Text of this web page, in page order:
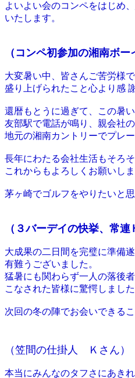
よいよい会のコンペをはじめ
いたします。
（コンペ初参加の湘南ボ
大変暑い中、皆さんご苦労様
盛り上げられたこと心より感
還暦もとうに過ぎて、この暑
友部駅で電話が鳴り、親会社
地元の湘南カントリーでプレ
長年にわたる会社生活もそろ
これからもよろしくお願いしま
茅ヶ崎でゴルフをやりたいと
（３バーデイの快挙、常連
大成果の二日間を完璧に準備
有難うございました。
猛暑にも関わらず一人の落後
こなされた皆様に驚愕しまし
次回の冬の陣でお会いできる
（笠間の仕掛人 Ｋさん）
本当にみんなのタフさにあき